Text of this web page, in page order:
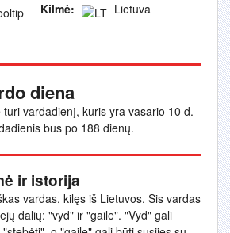
Kilmė: Lietuva
diena
vardadienį, kuris yra vasario 10 d.
bus po 188 dienų.
ir istorija
vardas, kilęs iš Lietuvos. Šis vardas
dalių: "vyd" ir "gaile". "Vyd" gali